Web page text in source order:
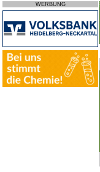
WERBUNG